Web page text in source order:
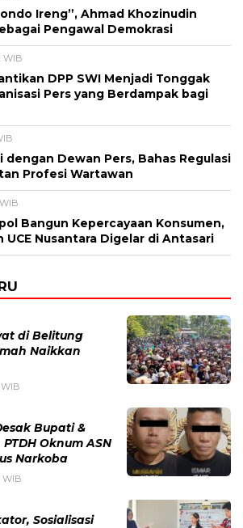
Ireng”, Ahmad Khozinudin
Pengawal Demokrasi
WIB
DPP SWI Menjadi Tonggak
Pers yang Berdampak bagi
dengan Dewan Pers, Bahas Regulasi
Profesi Wartawan
Bangun Kepercayaan Konsumen,
UCE Nusantara Digelar di Antasari
di Belitung
Naikkan
WIB
Bupati &
Oknum ASN
Narkoba
WIB
Sosialisasi